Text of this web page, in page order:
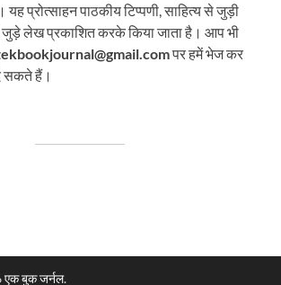
यह प्रोत्साहन पाठकीय टिप्पणी, साहित्य से जुड़ी
लेख प्रकाशित करके किया जाता है। आप भी
पर हमें भेज कर
सकते हैं।
एक बुक जर्नल.